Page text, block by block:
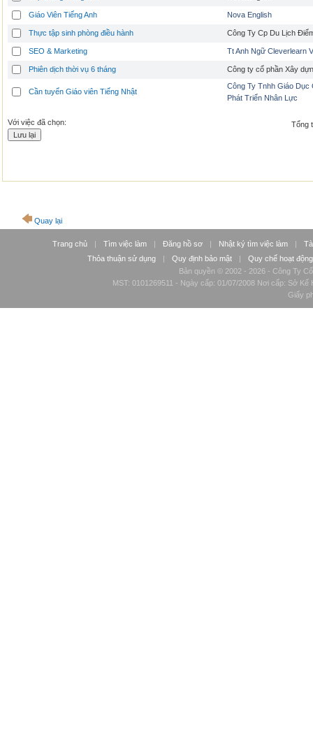
Giáo Viên Tiếng Anh Nova English
Thực tập sinh phòng điều hành Công Ty Cp Du Lịch
SEO & Marketing Tt Anh Ngữ Cleverlearn
Phiên dịch thời vụ 6 tháng Công ty cổ phần Xây
Cần tuyển Giáo viên Tiếng Nhật
Công Ty Tnhh Giáo Dục
Phát Triển Nhân Lực
Với việc đã chọn: Tổng
Quay lại
Trang chủ | Tìm việc làm | Đăng hồ sơ | Nhật ký tìm việc làm |
Thỏa thuận sử dụng
| Quy định bảo mật |
Quy chế hoạt động
Bản quyền © 2002 - 2026 - Công Ty
MST: 0101269511 - Ngày cấp: 01/07/2008 Nơi cấp: Sở
Giấy